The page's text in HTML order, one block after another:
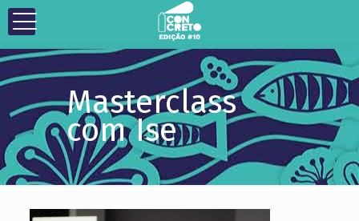
Masterclass
com Ise